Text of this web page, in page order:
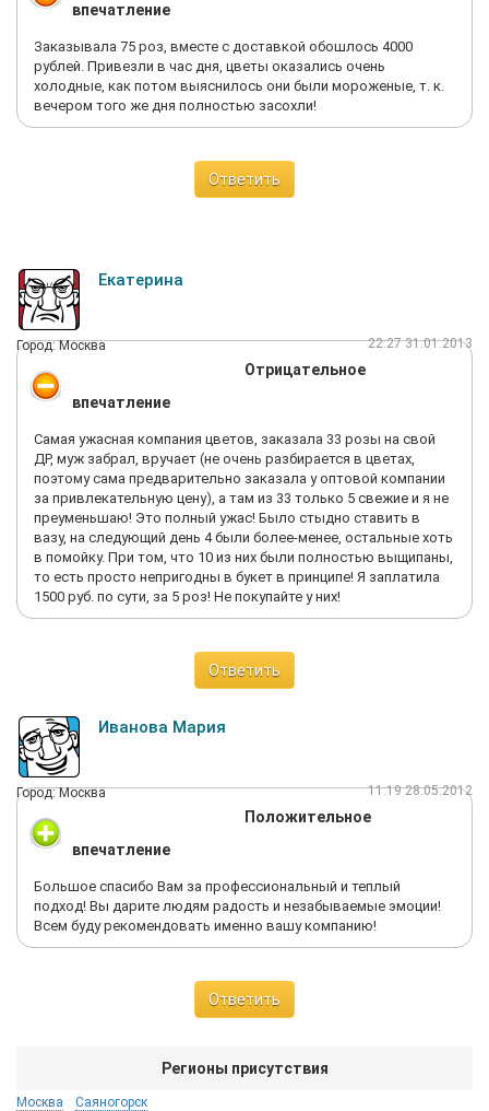
впечатление
Заказывала 75 роз, вместе с доставкой обошлось 4000
рублей. Привезли в час дня, цветы оказались очень
холодные, как потом выяснилось они были мороженые, т. к.
вечером того же дня полностью засохли!
Ответить
Екатерина
Город: Москва 22:27 31.01.2013
Отрицательное
впечатление
Самая ужасная компания цветов, заказала 33 розы на свой
ДР, муж забрал, вручает (не очень разбирается в цветах,
поэтому сама предварительно заказала у оптовой компании
за привлекательную цену), а там из 33 только 5 свежие и я не
преуменьшаю! Это полный ужас! Было стыдно ставить в
вазу, на следующий день 4 были более-менее, остальные хоть
в помойку. При том, что 10 из них были полностью выщипаны,
то есть просто непригодны в букет в принципе! Я заплатила
1500 руб. по сути, за 5 роз! Не покупайте у них!
Ответить
Иванова Мария
Город: Москва 11:19 28.05.2012
Положительное
впечатление
Большое спасибо Вам за профессиональный и теплый
подход! Вы дарите людям радость и незабываемые эмоции!
Всем буду рекомендовать именно вашу компанию!
Ответить
Регионы присутствия
Москва Саяногорск